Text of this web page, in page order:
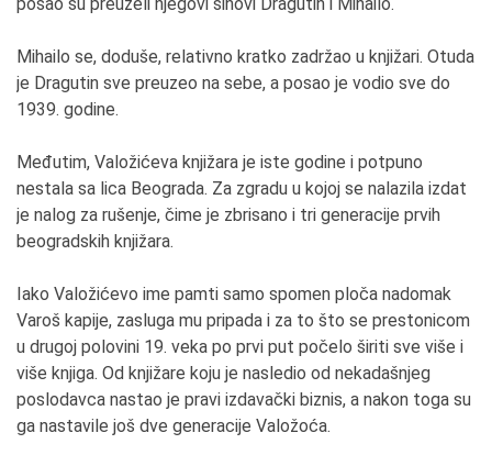
Mihailo se, doduše, relativno kratko zadržao u knjižari. Otuda
je Dragutin sve preuzeo na sebe, a posao je vodio sve do
1939. godine.
Međutim, Valožićeva knjižara je iste godine i potpuno
nestala sa lica Beograda. Za zgradu u kojoj se nalazila izdat
je nalog za rušenje, čime je zbrisano i tri generacije prvih
beogradskih knjižara.
Iako Valožićevo ime pamti samo spomen ploča nadomak
Varoš kapije, zasluga mu pripada i za to što se prestonicom
u drugoj polovini 19. veka po prvi put počelo širiti sve više i
više knjiga. Od knjižare koju je nasledio od nekadašnjeg
poslodavca nastao je pravi izdavački biznis, a nakon toga su
ga nastavile još dve generacije Valožoća.